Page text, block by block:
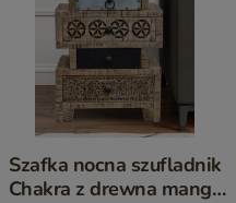
Szafka nocna szufladnik
Chakra z drewna mango